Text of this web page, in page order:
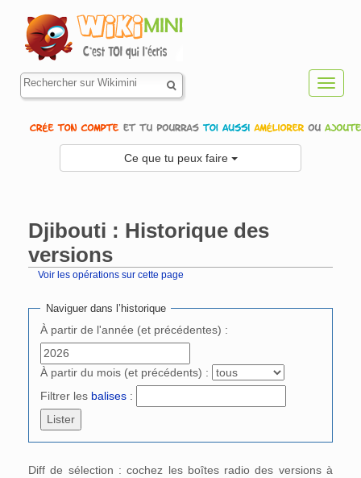
Ce que tu peux faire
Djibouti : Historique des
versions
Voir les opérations sur cette page
Naviguer dans l’historique
À partir de l'année (et précédentes) :
À partir du mois (et précédents) :
Filtrer les balises :
Diff de sélection : cochez les boîtes radio des versions à